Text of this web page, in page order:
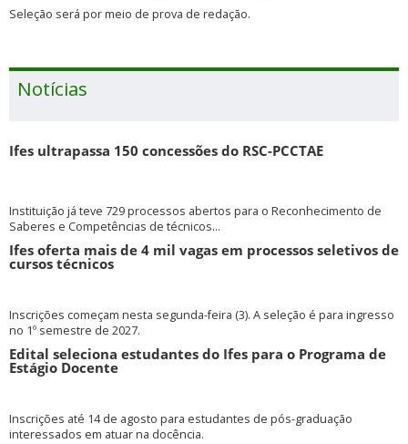
Seleção será por meio de prova de redação.
Notícias
Ifes ultrapassa 150 concessões do RSC-PCCTAE
Instituição já teve 729 processos abertos para o Reconhecimento de
Saberes e Competências de técnicos...
Ifes oferta mais de 4 mil vagas em processos seletivos de
cursos técnicos
Inscrições começam nesta segunda-feira (3). A seleção é para ingresso
no 1º semestre de 2027.
Edital seleciona estudantes do Ifes para o Programa de
Estágio Docente
Inscrições até 14 de agosto para estudantes de pós-graduação
interessados em atuar na docência.